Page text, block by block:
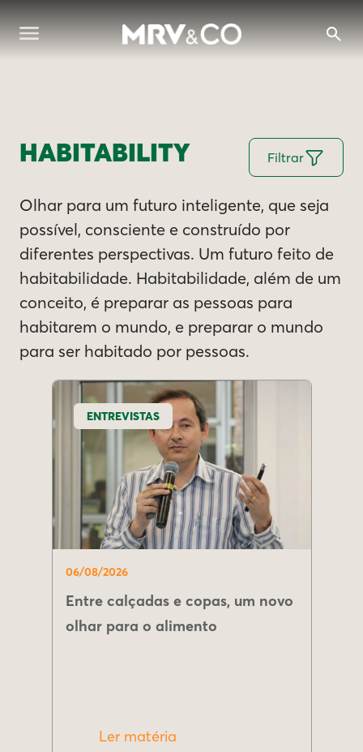
HABITABILITY Filtrar
Olhar para um futuro inteligente, que seja
possível, consciente e construído por
diferentes perspectivas. Um futuro feito de
habitabilidade. Habitabilidade, além de um
conceito, é preparar as pessoas para
habitarem o mundo, e preparar o mundo
para ser habitado por pessoas.
ENTREVISTAS
06/08/2026
Entre calçadas e copas, um novo
olhar para o alimento
Ler matéria